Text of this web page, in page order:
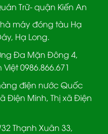
Trữ- quận Kiến An
máy đóng tàu Hạ
Hạ Long.
Đa Mặn Đông 4,
0986.866.671
điện nước Quốc
Điện Minh, Thị xã Điện
Thạnh Xuân 33,